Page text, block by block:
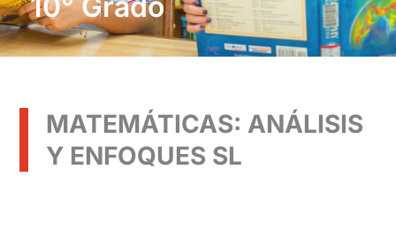
MATEMÁTICAS: ANÁLISIS
Y ENFOQUES SL